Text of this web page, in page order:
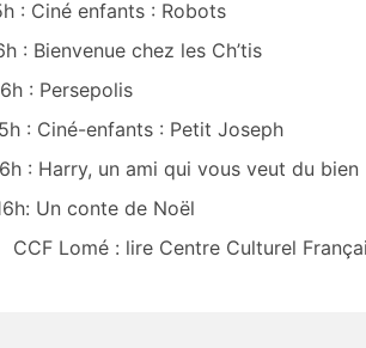
: Ciné enfants : Robots
: Bienvenue chez les Ch’tis
: Persepolis
: Ciné-enfants : Petit Joseph
: Harry, un ami qui vous veut du bien
Un conte de Noël
CCF Lomé : lire Centre Culturel